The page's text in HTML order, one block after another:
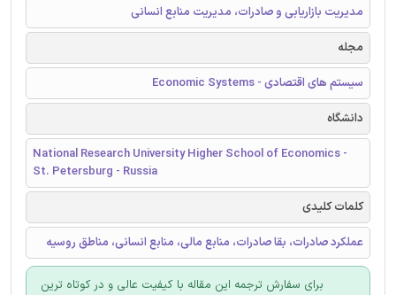
مدیریت بازاریابی و صادرات، مدیریت منابع انسانی
مجله
سیستم های اقتصادی - Economic Systems
دانشگاه
National Research University Higher School of Economics -
St. Petersburg - Russia
کلمات کلیدی
عملکرد صادرات، بقا صادرات، منابع مالی، منابع انسانی، مناطق روسیه
برای سفارش ترجمه این مقاله با کیفیت عالی و در کوتاه ترین